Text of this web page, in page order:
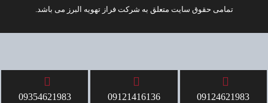
09124621983
09121416136
09354621983
تمامی حقوق سایت متعلق به شرکت فراز تهویه البرز می باشد.